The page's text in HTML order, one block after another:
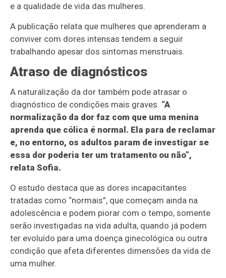
e a qualidade de vida das mulheres.
A publicação relata que mulheres que aprenderam a
conviver com dores intensas tendem a seguir
trabalhando apesar dos sintomas menstruais.
Atraso de diagnósticos
A naturalização da dor também pode atrasar o
diagnóstico de condições mais graves. “A
normalização da dor faz com que uma menina
aprenda que cólica é normal. Ela para de reclamar
e, no entorno, os adultos param de investigar se
essa dor poderia ter um tratamento ou não”,
relata Sofia.
O estudo destaca que as dores incapacitantes
tratadas como “normais”, que começam ainda na
adolescência e podem piorar com o tempo, somente
serão investigadas na vida adulta, quando já podem
ter evoluído para uma doença ginecológica ou outra
condição que afeta diferentes dimensões da vida de
uma mulher.